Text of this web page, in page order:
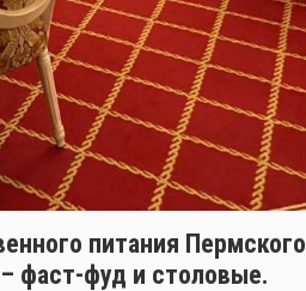
питания Пермского
фаст-фуд и столовые.